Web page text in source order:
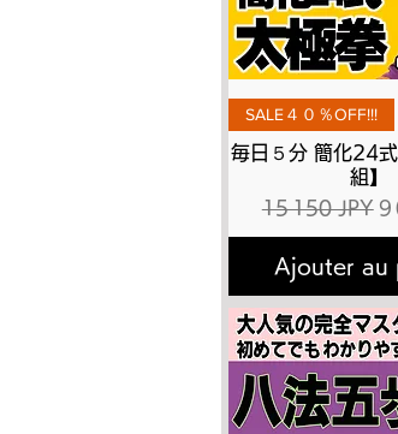
Aperçu
SALE４０％OFF!!!
毎日５分 簡化24
組】
Prix original
15 150 JPY 9
Ajouter au